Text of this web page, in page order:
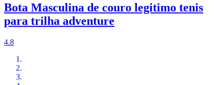
Bota Masculina de couro legitimo tenis
para trilha adventure
4.8